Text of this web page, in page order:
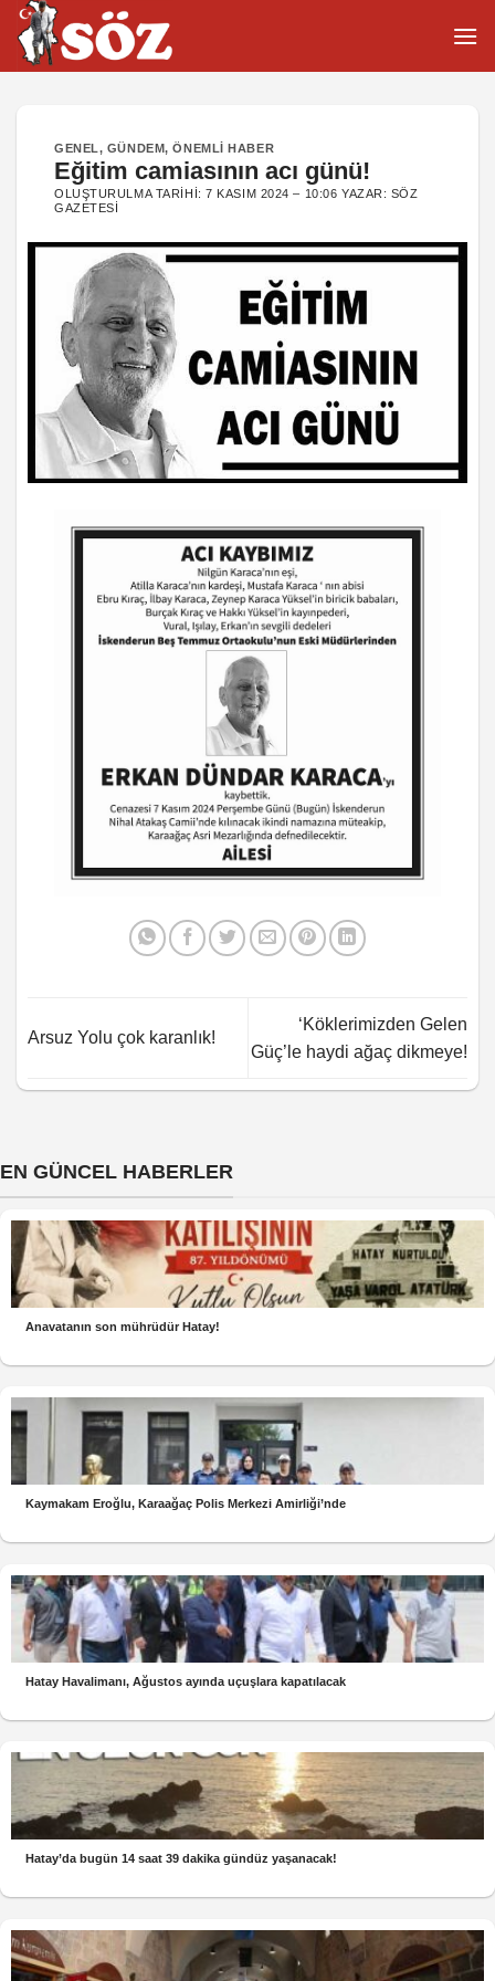
İçeriğe
atla
GENEL, GÜNDEM,ÖNEMLI HABER
Eğitim camiasının acı günü!
OLUŞTURULMA TARIHI:7 KASIM 2024 – 10:06 YAZAR: SÖZ
GAZETESI
Arsuz Yolu çok karanlık!
‘Köklerimizden Gelen
Güç’le haydi ağaç dikmeye!
EN GÜNCEL HABERLER
Anavatanın son mührüdür Hatay!
Kaymakam Eroğlu, Karaağaç Polis Merkezi Amirliği’nde
Hatay Havalimanı, Ağustos ayında uçuşlara kapatılacak
Hatay’da bugün 14 saat 39 dakika gündüz yaşanacak!